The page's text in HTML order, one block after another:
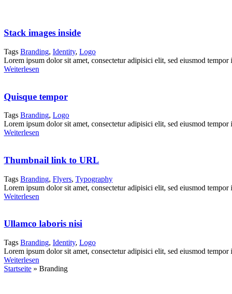
Stack images inside
Tags Branding, Identity, Logo
Lorem ipsum dolor sit amet, consectetur adipisici elit, sed eiusmod
Weiterlesen
Quisque tempor
Tags Branding, Logo
Lorem ipsum dolor sit amet, consectetur adipisici elit, sed eiusmod
Weiterlesen
Thumbnail link to URL
Tags Branding, Flyers, Typography
Lorem ipsum dolor sit amet, consectetur adipisici elit, sed eiusmod
Weiterlesen
Ullamco laboris nisi
Tags Branding, Identity, Logo
Lorem ipsum dolor sit amet, consectetur adipisici elit, sed eiusmod
Weiterlesen
Startseite » Branding